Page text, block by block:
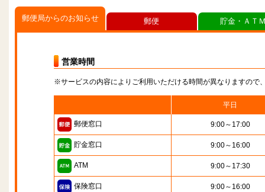
郵便局からのお知らせ
営業時間
※サービスの内容によりご利用いただける時間が異なりますので
平日
郵便窓口 9:00～17:00
貯金窓口 9:00～16:00
ATM 9:00～17:30
保険窓口 9:00～16:00
郵便 貯金・ＡＴ